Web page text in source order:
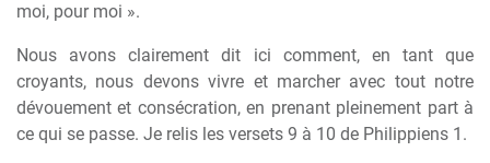
moi, pour moi ».
Nous avons clairement dit ici comment, en tant que
croyants, nous devons vivre et marcher avec tout notre
dévouement et consécration, en prenant pleinement part à
ce qui se passe. Je relis les versets 9 à 10 de Philippiens 1.